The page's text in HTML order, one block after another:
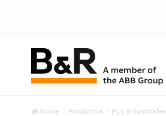
Home Productos PCs industriales